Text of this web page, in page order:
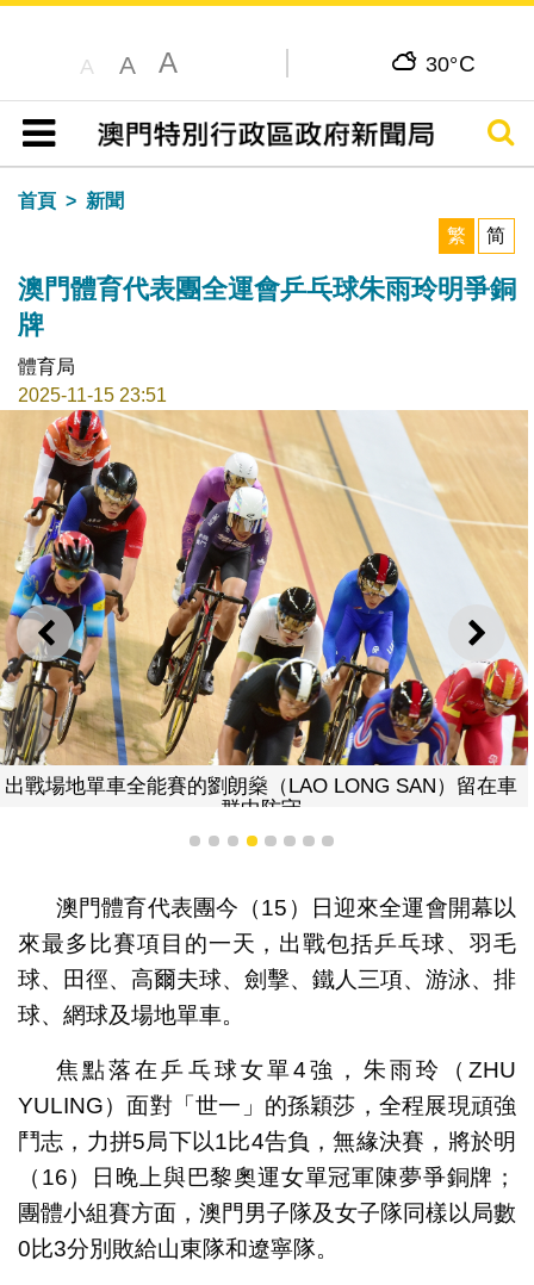
A A A 30°C
目錄
搜尋
首頁
新聞
繁
简
澳門體育代表團全運會乒乓球朱雨玲明爭銅
牌
體育局
2025-11-15 23:51
上一則 下一
出戰場地單車全能賽的劉朗燊（LAO LONG SAN）留在車
群中防守
1 2 3 4 5 6 7 8
澳門體育代表團今（15）日迎來全運會開幕以
來最多比賽項目的一天，出戰包括乒乓球、羽毛
球、田徑、高爾夫球、劍擊、鐵人三項、游泳、排
球、網球及場地單車。
焦點落在乒乓球女單4強，朱雨玲（ZHU
YULING）面對「世一」的孫穎莎，全程展現頑強
鬥志，力拼5局下以1比4告負，無緣決賽，將於明
（16）日晚上與巴黎奧運女單冠軍陳夢爭銅牌；
團體小組賽方面，澳門男子隊及女子隊同樣以局數
0比3分別敗給山東隊和遼寧隊。